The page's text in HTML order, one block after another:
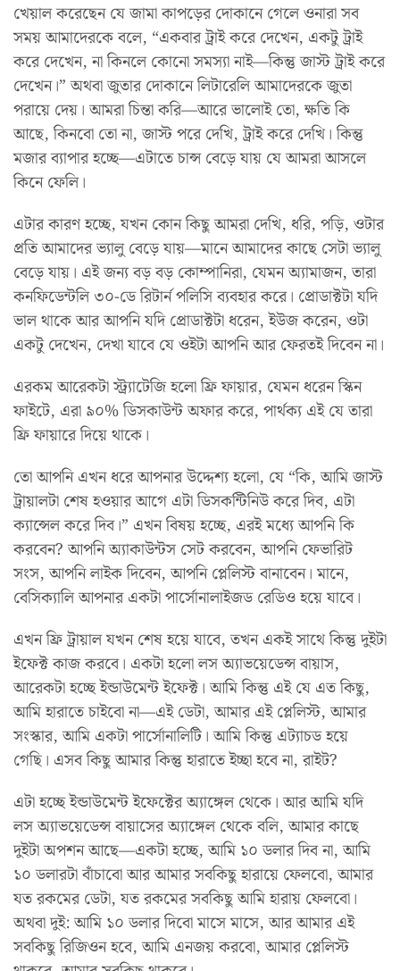
খেয়াল করেছেন যে জামা কাপড়ের দোকানে গেলে ওনারা সব
সময় আমাদেরকে বলে, “একবার ট্রাই করে দেখেন, একটু ট্রাই
করে দেখেন, না কিনলে কোনো সমস্যা নাই—কিন্তু জাস্ট ট্রাই করে
দেখেন।” অথবা জুতার দোকানে লিটারেলি আমাদেরকে জুতা
পরায়ে দেয়। আমরা চিন্তা করি—আরে ভালোই তো, ক্ষতি কি
আছে, কিনবো তো না, জাস্ট পরে দেখি, ট্রাই করে দেখি। কিন্তু
মজার ব্যাপার হচ্ছে—এটাতে চান্স বেড়ে যায় যে আমরা আসলে
কিনে ফেলি।
এটার কারণ হচ্ছে, যখন কোন কিছু আমরা দেখি, ধরি, পড়ি, ওটার
প্রতি আমাদের ভ্যালু বেড়ে যায়—মানে আমাদের কাছে সেটা ভ্যালু
বেড়ে যায়। এই জন্য বড় বড় কোম্পানিরা, যেমন অ্যামাজন, তারা
কনফিডেন্টলি ৩০-ডে রিটার্ন পলিসি ব্যবহার করে। প্রোডাক্টটা যদি
ভাল থাকে আর আপনি যদি প্রোডাক্টটা ধরেন, ইউজ করেন, ওটা
একটু দেখেন, দেখা যাবে যে ওইটা আপনি আর ফেরতই দিবেন না।
এরকম আরেকটা স্ট্র্যাটেজি হলো ফ্রি ফায়ার, যেমন ধরেন স্কিন
ফাইটে, এরা ৯০% ডিসকাউন্ট অফার করে, পার্থক্য এই যে তারা
ফ্রি ফায়ারে দিয়ে থাকে।
তো আপনি এখন ধরে আপনার উদ্দেশ্য হলো, যে “কি, আমি জাস্ট
ট্রায়ালটা শেষ হওয়ার আগে এটা ডিসকন্টিনিউ করে দিব, এটা
ক্যান্সেল করে দিব।” এখন বিষয় হচ্ছে, এরই মধ্যে আপনি কি
করবেন? আপনি অ্যাকাউন্টস সেট করবেন, আপনি ফেভারিট
সংস, আপনি লাইক দিবেন, আপনি প্লেলিস্ট বানাবেন। মানে,
বেসিক্যালি আপনার একটা পার্সোনালাইজড রেডিও হয়ে যাবে।
এখন ফ্রি ট্রায়াল যখন শেষ হয়ে যাবে, তখন একই সাথে কিন্তু দুইটা
ইফেক্ট কাজ করবে। একটা হলো লস অ্যাভয়েডেন্স বায়াস,
আরেকটা হচ্ছে ইন্ডাউমেন্ট ইফেক্ট। আমি কিন্তু এই যে এত কিছু,
আমি হারাতে চাইবো না—এই ডেটা, আমার এই প্লেলিস্ট, আমার
সংস্কার, আমি একটা পার্সোনালিটি। আমি কিন্তু এট্যাচড হয়ে
গেছি। এসব কিছু আমার কিন্তু হারাতে ইচ্ছা হবে না, রাইট?
এটা হচ্ছে ইন্ডাউমেন্ট ইফেক্টের অ্যাঙ্গেল থেকে। আর আমি যদি
লস অ্যাভয়েডেন্স বায়াসের অ্যাঙ্গেল থেকে বলি, আমার কাছে
দুইটা অপশন আছে—একটা হচ্ছে, আমি ১০ ডলার দিব না, আমি
১০ ডলারটা বাঁচাবো আর আমার সবকিছু হারায়ে ফেলবো, আমার
যত রকমের ডেটা, যত রকমের সবকিছু আমি হারায় ফেলবো।
অথবা দুই: আমি ১০ ডলার দিবো মাসে মাসে, আর আমার এই
সবকিছু রিজিওন হবে, আমি এনজয় করবো, আমার প্লেলিস্ট